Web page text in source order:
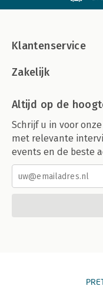
Klantenservice
Zakelijk
Altijd op de
Schrijf u in voor
met relevante
events en de beste